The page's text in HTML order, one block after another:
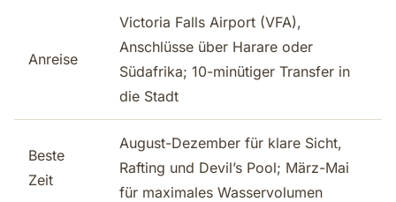
Anreise
Victoria Falls Airport (VFA),
Anschlüsse über Harare oder
Südafrika; 10-minütiger Transfer in
die Stadt
Beste
Zeit
August-Dezember für klare Sicht,
Rafting und Devil’s Pool; März-Mai
für maximales Wasservolumen